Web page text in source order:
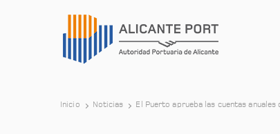
Inicio Noticias El Puerto aprueba las cuentas